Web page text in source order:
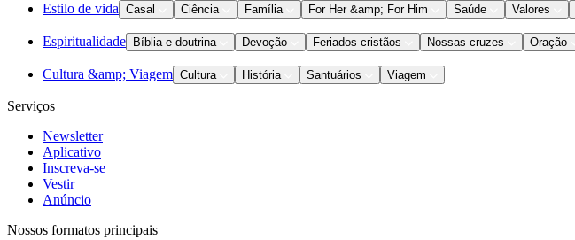
Estilo de vida Casal Ciência Família For Her &amp; For Him Saúde Valores
Espiritualidade Bíblia e doutrina Devoção Feriados cristãos Nossas cruzes Oração
Cultura &amp; Viagem Cultura História Santuários Viagem
Serviços
Newsletter
Aplicativo
Inscreva-se
Vestir
Anúncio
Nossos formatos principais